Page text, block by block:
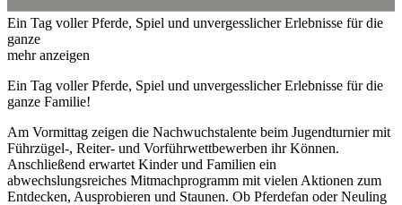
Ein Tag voller Pferde, Spiel und unvergesslicher Erlebnisse für die
ganze
mehr anzeigen
Ein Tag voller Pferde, Spiel und unvergesslicher Erlebnisse für die
ganze Familie!
Am Vormittag zeigen die Nachwuchstalente beim Jugendturnier mit
Führzügel-, Reiter- und Vorführwettbewerben ihr Können.
Anschließend erwartet Kinder und Familien ein
abwechslungsreiches Mitmachprogramm mit vielen Aktionen zum
Entdecken, Ausprobieren und Staunen. Ob Pferdefan oder Neuling